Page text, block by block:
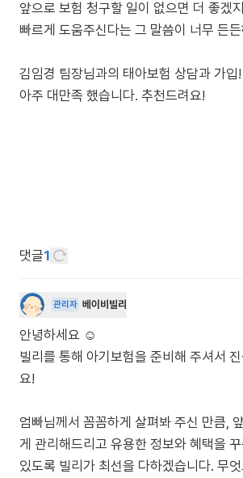
앞으로 보험 청구할 일이 없으면 더 좋겠
빠르게 도움주신다는 그 말씀이 너무 든
김임경 팀장님과의 태아보험 상담과 가입!
아주 대만족 했습니다. 추천드려요!
댓글1
관리자 베이비빌리
안녕하세요 ☺️
빌리를 통해 아기보험을 준비해 주셔서
요!
엄빠님께서 꼼꼼하게 살펴봐 주신 만큼,
게 관리해드리고 유용한 정보와 혜택을
있도록 빌리가 최선을 다하겠습니다. 무